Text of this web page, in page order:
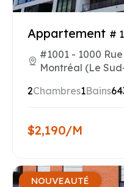
Appartement #
#1001 - 1000
Montréal (Le
2Chambres1Bains
$2,190/M
NOUVEAUTÉ